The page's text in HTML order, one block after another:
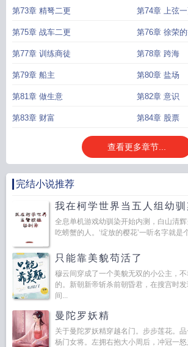
第73章 精弩二更 第74章 上弦
第75章 战车二更 第76章 徐荣
第77章 训练商徒 第78章 跨海
第79章 船主 第80章 盐场
第81章 做生意 第82章 意识
第83章 财富 第84章 股票
查看更多章节...
完结小说推荐
我在柯学世界当五人组幼驯
全息单机游戏幼驯染开始内测，白山清
吃螃蟹的人。‘绽放的樱花’一听名字就是
只能靠美貌苟活了
穆云间穿成了一个美貌无双的小公主，
的。新朝新帝斩杀前朝昏君，在搜宫时
间...
曼陀罗妖精
关于曼陀罗妖精穿越名门。步步莲花。
杨门女将。左拥右抱大小周后，冲冠一